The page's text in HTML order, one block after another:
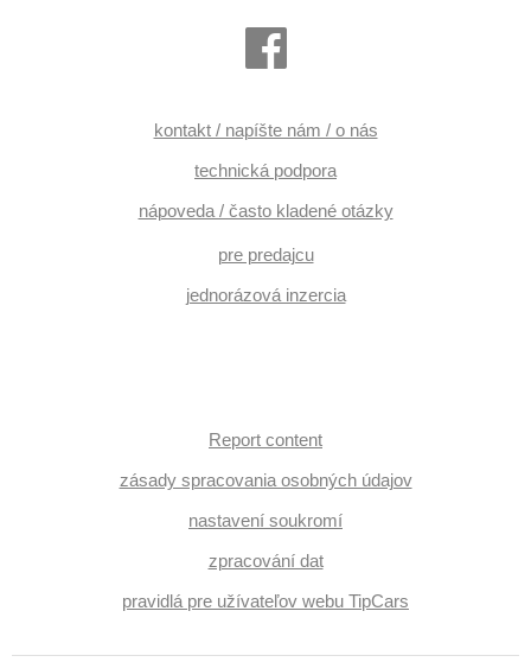
kontakt / napíšte nám / o nás
technická podpora
nápoveda / často kladené otázky
pre predajcu
jednorázová inzercia
Report content
zásady spracovania osobných údajov
nastavení soukromí
zpracování dat
pravidlá pre užívateľov webu TipCars